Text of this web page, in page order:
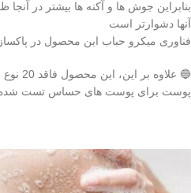
بنابراین جوش ها و آکنه ها بیشتر در
آنها دشوارتر است
فناوری میکرو حباب این محصول در
🔵
پوست برای پوست های حساس تست